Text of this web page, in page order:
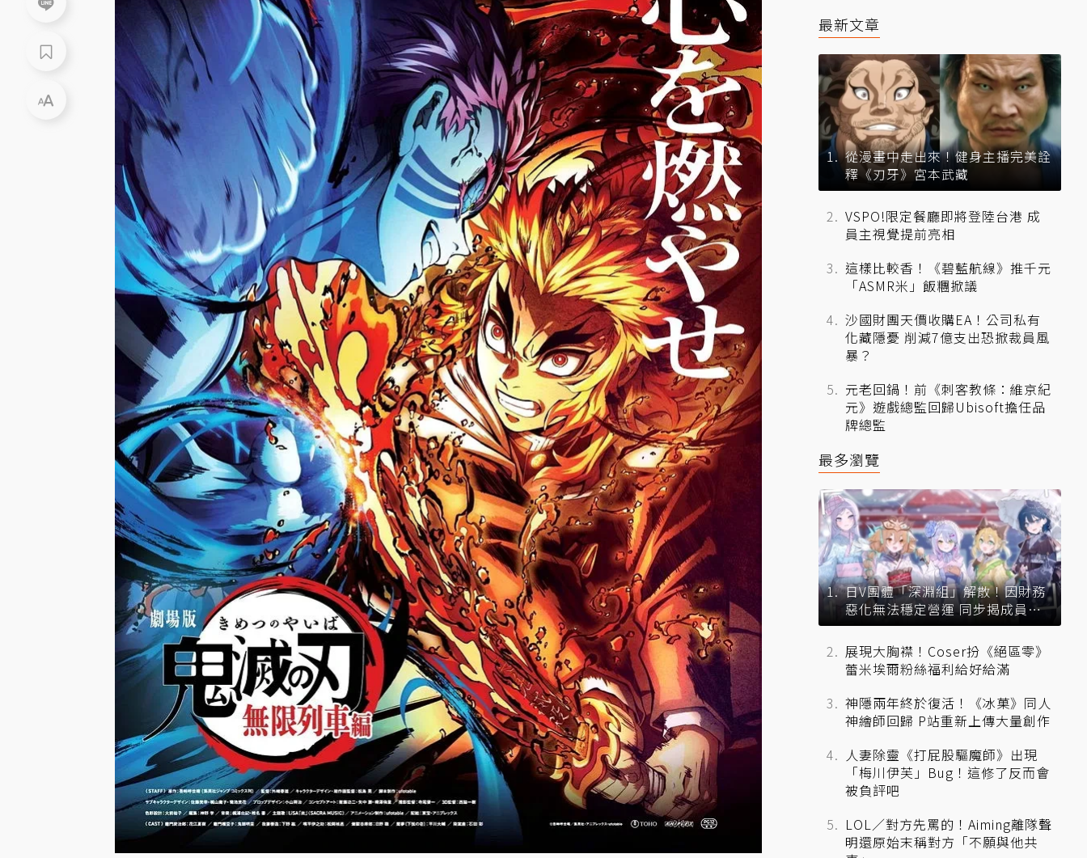
最新文章
從漫畫中走出來！健身主播完美詮
釋《刃牙》宮本武藏
VSPO!限定餐廳即將登陸台港 成
員主視覺提前亮相
這樣比較香！《碧藍航線》推千元
「ASMR米」飯糰掀議
沙國財團天價收購EA！公司私有
化藏隱憂 削減7億支出恐掀裁員風
暴？
元老回鍋！前《刺客教條：維京紀
元》遊戲總監回歸Ubisoft擔任品
牌總監
最多瀏覽
日V團體「深淵組」解散！因財務
惡化無法穩定營運 同步揭成員未
來去向
展現大胸襟！Coser扮《絕區零》
蕾米埃爾粉絲福利給好給滿
神隱兩年終於復活！《冰菓》同人
神繪師回歸 P站重新上傳大量創作
人妻除靈《打屁股驅魔師》出現
「梅川伊芙」Bug！這修了反而會
被負評吧
LOL／對方先罵的！Aiming離隊聲
明還原始末稱對方「不願與他共